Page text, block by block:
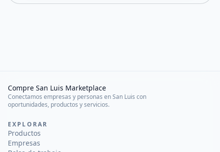
Compre San Luis Marketplace
Conectamos empresas y personas en San Luis con
oportunidades, productos y servicios.
EXPLORAR
Productos
Empresas